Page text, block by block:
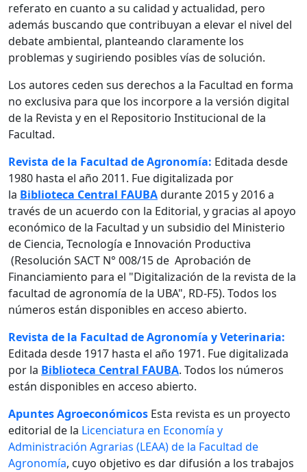
referato en cuanto a su calidad y actualidad, pero
además buscando que contribuyan a elevar el nivel del
debate ambiental, planteando claramente los
problemas y sugiriendo posibles vías de solución.
Los autores ceden sus derechos a la Facultad en forma
no exclusiva para que los incorpore a la versión digital
de la Revista y en el Repositorio Institucional de la
Facultad.
Revista de la Facultad de Agronomía: Editada desde
1980 hasta el año 2011. Fue digitalizada por
la Biblioteca Central FAUBAdurante 2015 y 2016 a
través de un acuerdo con la Editorial, y gracias al apoyo
económico de la Facultad y un subsidio del Ministerio
de Ciencia, Tecnología e Innovación Productiva
(Resolución SACT N° 008/15 de Aprobación de
Financiamiento para el "Digitalización de la revista de la
facultad de agronomía de la UBA", RD-F5). Todos los
números están disponibles en acceso abierto.
Revista de la Facultad de Agronomía y Veterinaria:
Editada desde 1917 hasta el año 1971. Fue digitalizada
por la Biblioteca Central FAUBA. Todos los números
están disponibles en acceso abierto.
Apuntes Agroeconómicos Esta revista es un proyecto
editorial de la Licenciatura en Economía y
Administración Agrarias (LEAA) de la Facultad de
Agronomía, cuyo objetivo es dar difusión a los trabajos